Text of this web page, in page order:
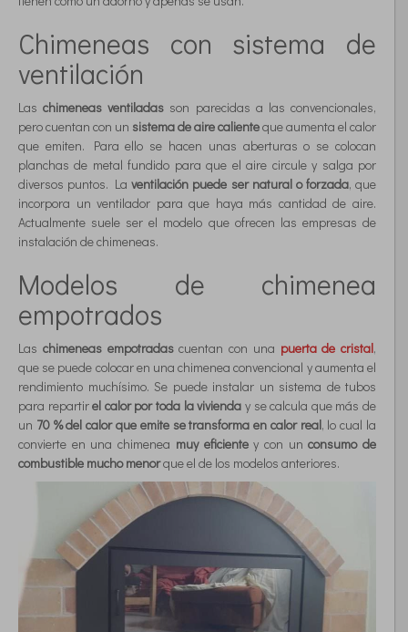
Chimeneas con sistema de
ventilación
Laschimeneas ventiladas son parecidas a las convencionales,
pero cuentan con un sistema de aire calienteque aumenta el calor
que emiten. Para ello se hacen unas aberturas o se colocan
planchas de metal fundido para que el aire circule y salga por
diversos puntos. Laventilación puede ser natural o forzada, que
incorpora un ventilador para que haya más cantidad de aire.
Actualmente suele ser el modelo que ofrecen las empresas de
instalación de chimeneas.
Modelos de chimenea
empotrados
Las chimeneas empotradascuentan con una puerta de cristal,
que se puede colocar en una chimenea convencional y aumenta el
rendimiento muchísimo. Se puede instalar un sistema de tubos
para repartirel calor por toda la vivienda y se calcula que más de
un 70 % del calor que emite se transforma en calor real, lo cual la
convierte en una chimenea muy eficientey con unconsumo de
combustible mucho menorque el de los modelos anteriores.